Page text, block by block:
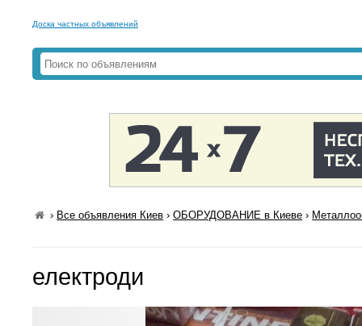
Доска частных объявлений
› Все объявления Киев ›ОБОРУДОВАНИЕ в Киеве ›
електроди